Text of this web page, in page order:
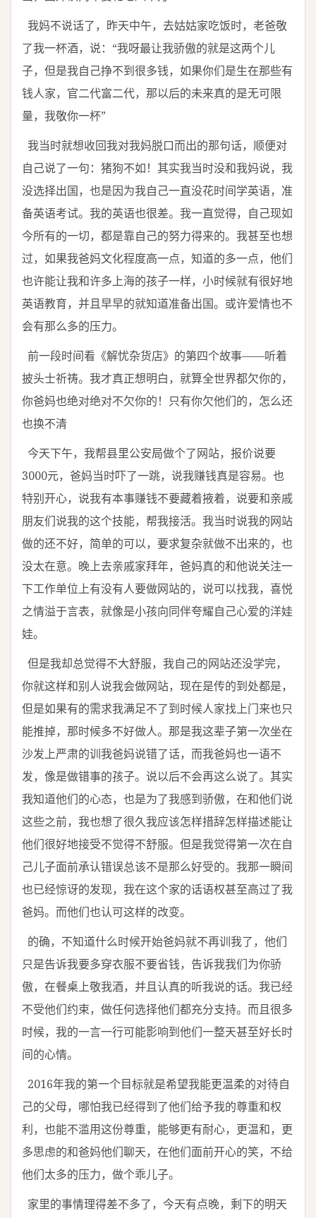
我妈不说话了，昨天中午，去姑姑家吃饭时，老爸敬
了我一杯酒，说：“我呀最让我骄傲的就是这两个儿
子，但是我自己挣不到很多钱，如果你们是生在那些有
钱人家，官二代富二代，那以后的未来真的是无可限
量，我敬你一杯”
我当时就想收回我对我妈脱口而出的那句话，顺便对
自己说了一句：猪狗不如！其实我当时没和我妈说，我
没选择出国，也是因为我自己一直没花时间学英语，准
备英语考试。我的英语也很差。我一直觉得，自己现如
今所有的一切，都是靠自己的努力得来的。我甚至也想
过，如果我爸妈文化程度高一点，知道的多一点，他们
也许能让我和许多上海的孩子一样，小时候就有很好地
英语教育，并且早早的就知道准备出国。或许爱情也不
会有那么多的压力。
前一段时间看《解忧杂货店》的第四个故事——听着
披头士祈祷。我才真正想明白，就算全世界都欠你的，
你爸妈也绝对绝对不欠你的！只有你欠他们的，怎么还
也换不清
今天下午，我帮县里公安局做个了网站，报价说要
3000元，爸妈当时吓了一跳，说我赚钱真是容易。也
特别开心，说我有本事赚钱不要藏着掖着，说要和亲戚
朋友们说我的这个技能，帮我接活。我当时说我的网站
做的还不好，简单的可以，要求复杂就做不出来的，也
没太在意。晚上去亲戚家拜年，爸妈真的和他说关注一
下工作单位上有没有人要做网站的，说可以找我，喜悦
之情溢于言表，就像是小孩向同伴夸耀自己心爱的洋娃
娃。
但是我却总觉得不大舒服，我自己的网站还没学完，
你就这样和别人说我会做网站，现在是传的到处都是，
但是如果有的需求我满足不了到时候人家找上门来也只
能推掉，那时候多不好做人。那是我这辈子第一次坐在
沙发上严肃的训我爸妈说错了话，而我爸妈也一语不
发，像是做错事的孩子。说以后不会再这么说了。其实
我知道他们的心态，也是为了我感到骄傲，在和他们说
这些之前，我也想了很久我应该怎样措辞怎样描述能让
他们很好地接受不觉得不舒服。但是我觉得第一次在自
己儿子面前承认错误总该不是那么好受的。我那一瞬间
也已经惊讶的发现，我在这个家的话语权甚至高过了我
爸妈。而他们也认可这样的改变。
的确，不知道什么时候开始爸妈就不再训我了，他们
只是告诉我要多穿衣服不要省钱，告诉我我们为你骄
傲，在餐桌上敬我酒，并且认真的听我说的话。我已经
不受他们约束，做任何选择他们都充分支持。而且很多
时候，我的一言一行可能影响到他们一整天甚至好长时
间的心情。
2016年我的第一个目标就是希望我能更温柔的对待自
己的父母，哪怕我已经得到了他们给予我的尊重和权
利，也能不滥用这份尊重，能够更有耐心，更温和，更
多思虑的和爸妈他们聊天，在他们面前开心的笑，不给
他们太多的压力，做个乖儿子。
家里的事情理得差不多了，今天有点晚，剩下的明天